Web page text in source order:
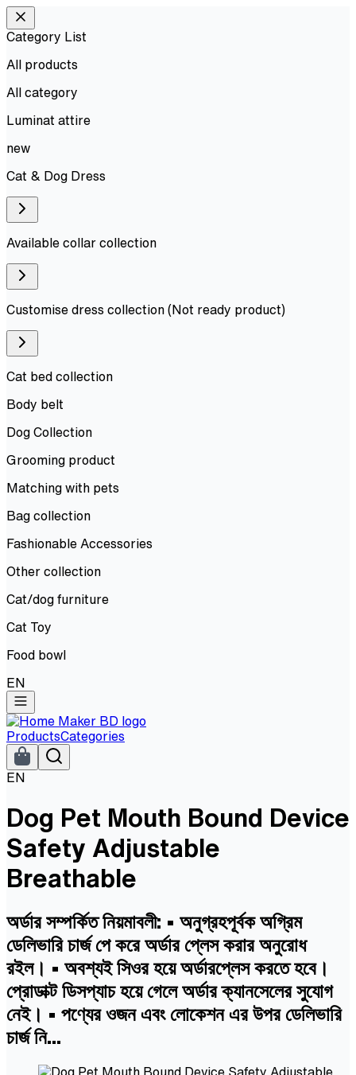
Category List
All products
All category
Luminat attire
new
Cat & Dog Dress
Available collar collection
Customise dress collection (Not ready product)
Cat bed collection
Body belt
Dog Collection
Grooming product
Matching with pets
Bag collection
Fashionable Accessories
Other collection
Cat/dog furniture
Cat Toy
Food bowl
EN
ProductsCategories
EN
Dog Pet Mouth Bound Device
Safety Adjustable
Breathable
অর্ডার সম্পর্কিত নিয়মাবলী: • অনুগ্রহপূর্বক অগ্রিম
ডেলিভারি চার্জ পে করে অর্ডার প্লেস করার অনুরোধ
রইল। • অবশ্যই সিওর হয়ে অর্ডারপ্লেস করতে হবে।
প্রোডাক্ট ডিসপ্যাচ হয়ে গেলে অর্ডার ক্যানসেলের সুযোগ
নেই। • পণ্যের ওজন এবং লোকেশন এর উপর ডেলিভারি
চার্জ নি...